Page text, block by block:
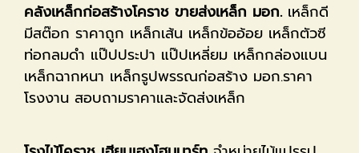
คลังเหล็กก่อสร้างโคราช ขายส่งเหล็ก มอก.เหล็กดี
มีสต๊อก ราคาถูก เหล็กเส้น เหล็กข้ออ้อย เหล็กตัวซี
ท่อกลมดำ แป๊ปประปา แป๊ปเหลี่ยม เหล็กกล่องแบน
เหล็กฉากหนา เหล็กรูปพรรณก่อสร้าง มอก.ราคา
โรงงาน สอบถามราคาและจัดส่งเหล็ก